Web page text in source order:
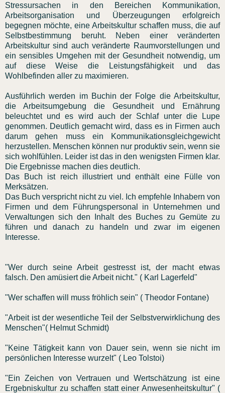
Stressursachen in den Bereichen Kommunikation,
Arbeitsorganisation und Überzeugungen erfolgreich
begegnen möchte, eine Arbeitskultur schaffen muss, die auf
Selbstbestimmung beruht. Neben einer veränderten
Arbeitskultur sind auch veränderte Raumvorstellungen und
ein sensibles Umgehen mit der Gesundheit notwendig, um
auf diese Weise die Leistungsfähigkeit und das
Wohlbefinden aller zu maximieren.
Ausführlich werden im Buchin der Folge die Arbeitskultur,
die Arbeitsumgebung die Gesundheit und Ernährung
beleuchtet und es wird auch der Schlaf unter die Lupe
genommen. Deutlich gemacht wird, dass es in Firmen auch
darum gehen muss ein Kommunikationsgleichgewicht
herzustellen. Menschen können nur produktiv sein, wenn sie
sich wohlfühlen. Leider ist das in den wenigsten Firmen klar.
Die Ergebnisse machen dies deutlich.
Das Buch ist reich illustriert und enthält eine Fülle von
Merksätzen.
Das Buch verspricht nicht zu viel. Ich empfehle Inhabern von
Firmen und dem Führungspersonal in Unternehmen und
Verwaltungen sich den Inhalt des Buches zu Gemüte zu
führen und danach zu handeln und zwar im eigenen
Interesse.
"Wer durch seine Arbeit gestresst ist, der macht etwas
falsch. Den amüsiert die Arbeit nicht." ( Karl Lagerfeld"
"Wer schaffen will muss fröhlich sein" ( Theodor Fontane)
"Arbeit ist der wesentliche Teil der Selbstverwirklichung des
Menschen"( Helmut Schmidt)
"Keine Tätigkeit kann von Dauer sein, wenn sie nicht im
persönlichen Interesse wurzelt" ( Leo Tolstoi)
"Ein Zeichen von Vertrauen und Wertschätzung ist eine
Ergebniskultur zu schaffen statt einer Anwesenheitskultur" (